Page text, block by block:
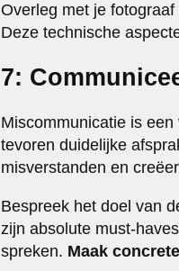
Overleg met je
Deze technische
7:
Miscommunicatie is
tevoren duidelijke
misverstanden en
Bespreek het doel van
zijn absolute must-
spreken. Maak